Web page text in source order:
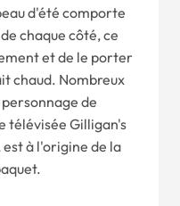
d'été comporte
chaque côté, ce
et de le porter
chaud. Nombreux
de
télévisée Gilligan's
est à l'origine de la